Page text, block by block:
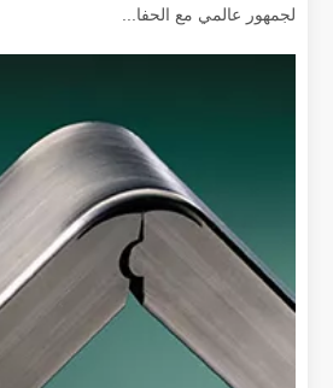
إزالة الطلاء بالليزر، عليك اختيار أفضل طريقة لإزالة الطلاء
في مجال معالجة وترميم الأسطح، تعد إزالة
لجمهور عالمي مع الحفا...